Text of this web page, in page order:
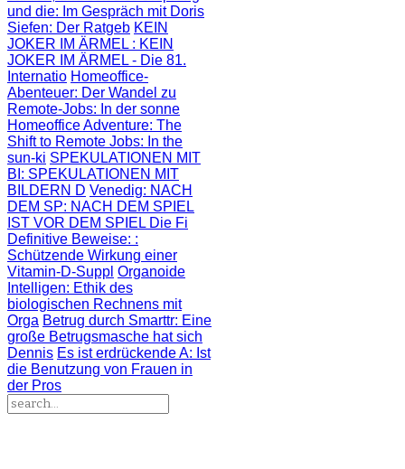
und die: Im Gespräch mit Doris
Siefen: Der Ratgeb KEIN
JOKER IM ÄRMEL : KEIN
JOKER IM ÄRMEL - Die 81.
Internatio Homeoffice-
Abenteuer: Der Wandel zu
Remote-Jobs: In der sonne
Homeoffice Adventure: The
Shift to Remote Jobs: In the
sun-ki SPEKULATIONEN MIT
BI : SPEKULATIONEN MIT
BILDERN D Venedig: NACH
DEM SP: NACH DEM SPIEL
IST VOR DEM SPIEL Die Fi
Definitive Beweise: :
Schützende Wirkung einer
Vitamin-D-Suppl Organoide
Intelligen: Ethik des
biologischen Rechnens mit
Orga Betrug durch Smarttr: Eine
große Betrugsmasche hat sich
Dennis Es ist erdrückende A: Ist
die Benutzung von Frauen in
der Pros